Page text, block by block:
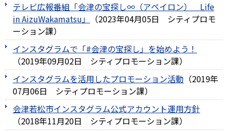
テレビ広報番組「会津の宝探し∞（アペイロン） Life
in AizuWakamatsu」
（2023年04月05日
シティプロモ
ーション課）
インスタグラムで「#会津の宝探し」を始めよう！
（2019年09月02日 シティプロモーション課）
インスタグラムを活用したプロモーション活動 （2019年
07月06日
シティプロモーション課）
会津若松市インスタグラム公式アカウント運用方針
（2018年11月20日 シティプロモーション課）